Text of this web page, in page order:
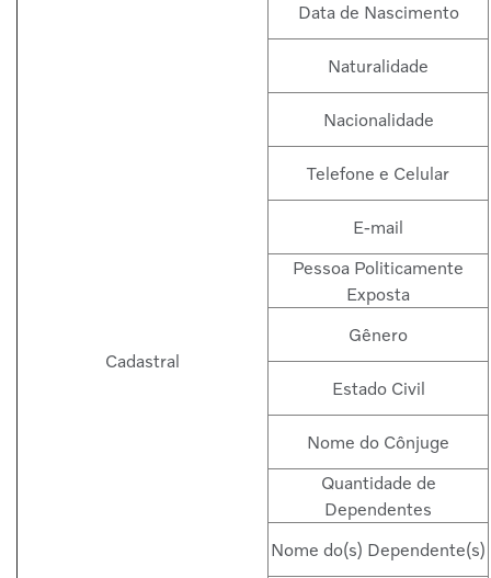
Cadastral
Data de Nascimento
Naturalidade
Nacionalidade
Telefone e Celular
E-mail
Pessoa Politicamente
Exposta
Gênero
Estado Civil
Nome do Cônjuge
Quantidade de
Dependentes
Nome do(s) Dependente(s)